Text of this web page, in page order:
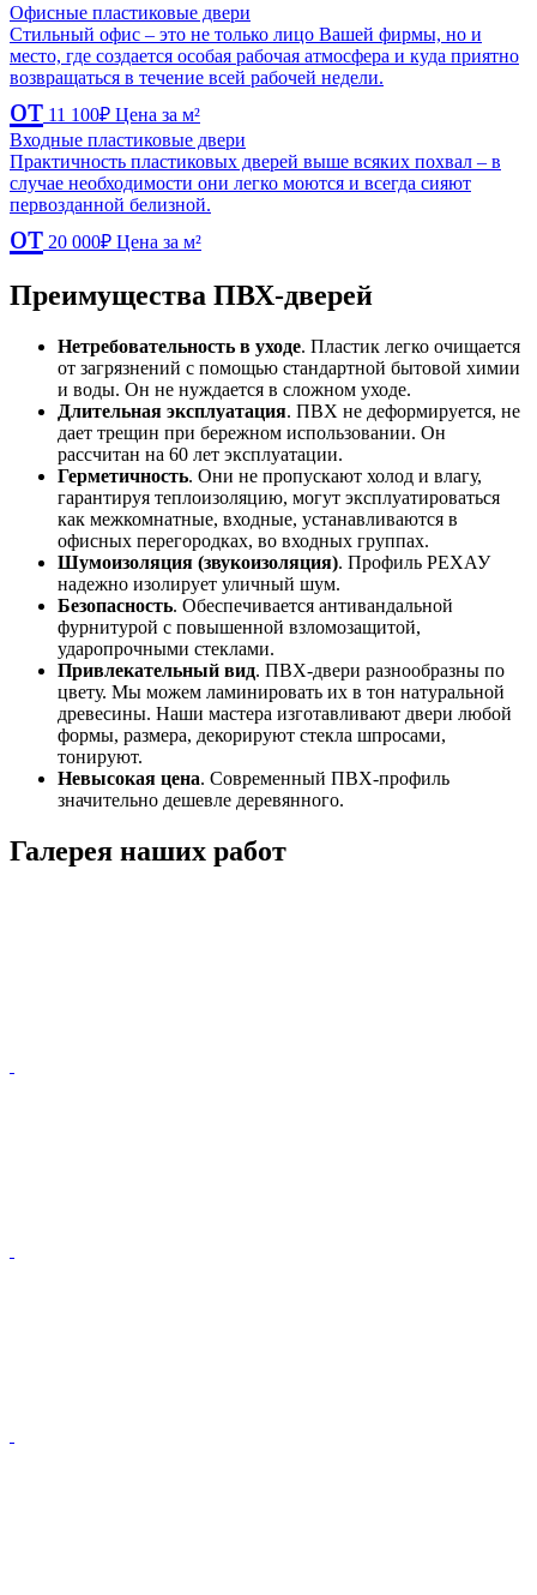
Офисные пластиковые двери
Стильный офис – это не только лицо Вашей фирмы, но и
место, где создается особая рабочая атмосфера и куда приятно
возвращаться в течение всей рабочей недели.
от 11 100₽ Цена за м²
Входные пластиковые двери
Практичность пластиковых дверей выше всяких похвал – в
случае необходимости они легко моются и всегда сияют
первозданной белизной.
от 20 000₽ Цена за м²
Преимущества ПВХ-дверей
Нетребовательность в уходе. Пластик легко очищается
от загрязнений с помощью стандартной бытовой химии
и воды. Он не нуждается в сложном уходе.
Длительная эксплуатация. ПВХ не деформируется, не
дает трещин при бережном использовании. Он
рассчитан на 60 лет эксплуатации.
Герметичность. Они не пропускают холод и влагу,
гарантируя теплоизоляцию, могут эксплуатироваться
как межкомнатные, входные, устанавливаются в
офисных перегородках, во входных группах.
Шумоизоляция (звукоизоляция). Профиль РЕХАУ
надежно изолирует уличный шум.
Безопасность. Обеспечивается антивандальной
фурнитурой с повышенной взломозащитой,
ударопрочными стеклами.
Привлекательный вид. ПВХ-двери разнообразны по
цвету. Мы можем ламинировать их в тон натуральной
древесины. Наши мастера изготавливают двери любой
формы, размера, декорируют стекла шпросами,
тонируют.
Невысокая цена. Современный ПВХ-профиль
значительно дешевле деревянного.
Галерея наших работ